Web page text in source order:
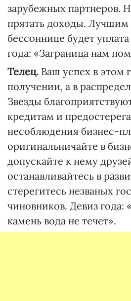
зарубежных партнеров.
прятать доходы. Лучшим
бессоннице будет
года: «Заграница нам
Телец. Ваш успех в этом
получении, а в
Звезды
кредитам и
несоблюдения бизнес-
оригинальничайте в
допускайте к нему
останавливайтесь в
стерегитесь незваных
чиновников. Девиз года:
камень вода не течет».